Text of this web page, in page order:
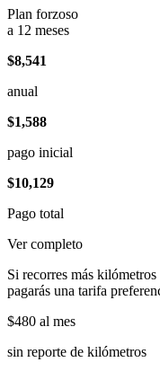
Plan forzoso
a 12 meses
$8,541
anual
$1,588
pago inicial
$10,129
Pago total
Ver completo
Si recorres más
pagarás una tarifa
$480 al mes
sin reporte de kilómetros